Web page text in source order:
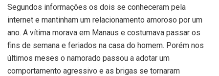
Segundos informações os dois se conheceram pela
internet e mantinham um relacionamento amoroso por um
ano. A vítima morava em Manaus e costumava passar os
fins de semana e feriados na casa do homem. Porém nos
últimos meses o namorado passou a adotar um
comportamento agressivo e as brigas se tornaram